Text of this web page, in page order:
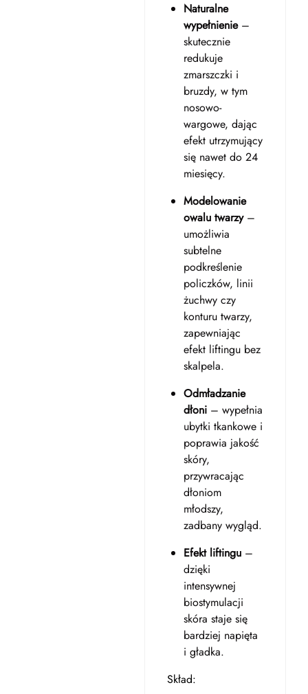
Naturalne
wypełnienie–
skutecznie
redukuje
zmarszczki i
bruzdy, w tym
nosowo-
wargowe, dając
efekt utrzymujący
się nawet do 24
miesięcy.
Modelowanie
owalu twarzy–
umożliwia
subtelne
podkreślenie
policzków, linii
żuchwy czy
konturu twarzy,
zapewniając
efekt liftingu bez
skalpela.
Odmładzanie
dłoni– wypełnia
ubytki tkankowe i
poprawia jakość
skóry,
przywracając
dłoniom
młodszy,
zadbany wygląd.
Efekt liftingu–
dzięki
intensywnej
biostymulacji
skóra staje się
bardziej napięta
i gładka.
Skład: